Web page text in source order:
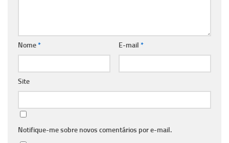
Nome* E-mail *
Site
Notifique-me sobre novos comentários por e-mail.